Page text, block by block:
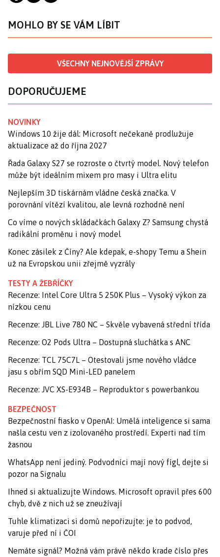
MOHLO BY SE VÁM LÍBIT
VŠECHNY NEJNOVĚJŠÍ ZPRÁVY
DOPORUČUJEME
NOVINKY
Windows 10 žije dál: Microsoft nečekaně prodlužuje
aktualizace až do října 2027
Řada Galaxy S27 se rozroste o čtvrtý model. Nový telefon
může být ideálním mixem pro masy i Ultra elitu
Nejlepším 3D tiskárnám vládne česká značka. V
porovnání vítězí kvalitou, ale levná rozhodně není
Co víme o nových skládačkách Galaxy Z? Samsung chystá
radikální proměnu i nový model
Konec zásilek z Číny? Ale kdepak, e-shopy Temu a Shein
už na Evropskou unii zřejmě vyzrály
TESTY A ŽEBŘÍČKY
Recenze: Intel Core Ultra 5 250K Plus – Vysoký výkon za
nízkou cenu
Recenze: JBL Live 780 NC – Skvěle vybavená střední třída
Recenze: O2 Pods Ultra – Dostupná sluchátka s ANC
Recenze: TCL 75C7L – Otestovali jsme nového vládce
jasu s obřím SQD Mini-LED panelem
Recenze: JVC XS-E934B – Reproduktor s powerbankou
BEZPEČNOST
Bezpečnostní fiasko v OpenAI: Umělá inteligence si sama
našla cestu ven z izolovaného prostředí. Experti nad tím
žasnou
WhatsApp není jediný. Podvodníci mají nový fígl, dejte si
pozor na Signalu
Ihned si aktualizujte Windows. Microsoft opravil přes 600
chyb, dvě z nich už se zneužívají
Tuhle klimatizaci si domů nepořizujte: je to podvod,
varuje před ní i ČOI
Nemáte signál? Možná vám právě někdo krade číslo přes